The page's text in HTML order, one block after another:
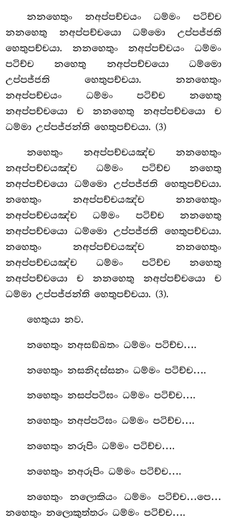
නනහෙතුං නඅප්පච්චයං ධම්මං පටිච්ච
නනහෙතු නඅප්පච්චයො ධම්මො උප්පජ්ජති
හෙතුපච්චයා. නනහෙතුං නඅප්පච්චයං ධම්මං
පටිච්ච නහෙතු නඅප්පච්චයො ධම්මො
උප්පජ්ජති හෙතුපච්චයා. නනහෙතුං
නඅප්පච්චයං ධම්මං පටිච්ච නහෙතු
නඅප්පච්චයො ච නනහෙතු නඅප්පච්චයො ච
ධම්මා උප්පජ්ජන්ති හෙතුපච්චයා. (3)
නහෙතුං නඅප්පච්චයඤ්ච නනහෙතුං
නඅප්පච්චයඤ්ච ධම්මං පටිච්ච නහෙතු
නඅප්පච්චයො ධම්මො උප්පජ්ජති හෙතුපච්චයා.
නහෙතුං නඅප්පච්චයඤ්ච නනහෙතුං
නඅප්පච්චයඤ්ච ධම්මං පටිච්ච නනහෙතු
නඅප්පච්චයො ධම්මො උප්පජ්ජති හෙතුපච්චයා.
නහෙතුං නඅප්පච්චයඤ්ච නනහෙතුං
නඅප්පච්චයඤ්ච ධම්මං පටිච්ච නහෙතු
නඅප්පච්චයො ච නනහෙතු නඅප්පච්චයො ච
ධම්මා උප්පජ්ජන්ති හෙතුපච්චයා. (3).
හෙතුයානව.
නහෙතුං නඅසඞ්ඛතං ධම්මං පටිච්ච….
නහෙතුං නසනිදස්සනං ධම්මං පටිච්ච….
නහෙතුං නසප්පටිඝං ධම්මං පටිච්ච….
නහෙතුං නඅප්පටිඝං ධම්මං පටිච්ච….
නහෙතුං නරූපිං ධම්මං පටිච්ච….
නහෙතුං නඅරූපිං ධම්මං පටිච්ච….
නහෙතුං නලොකියං ධම්මං පටිච්ච…පෙ…
නහෙතුං නලොකුත්තරං ධම්මං පටිච්ච….